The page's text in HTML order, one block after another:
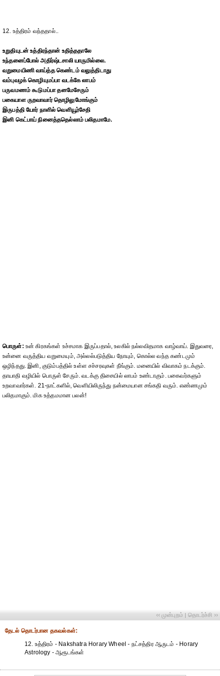
12. உத்திரம் வந்ததால்..
உறுதியுடன் உத்திரந்தான் உதித்ததாலே
உந்தனைப்போல் அதிர்ஷ்டசாலி யாருமில்லை.
வறுமையிணி வாய்த்த கெண்டம் வலுத்திடாது
வம்புவழக் கொழியுமப்பா வடக்கே லாபம்
பருவமணம் கூடுமப்பா தனமேசேரும்
பகையாள ருறவாவார் தொழிலுமோங்கும்
இருபத்தி யோர் நாளில் வெளியூர்சேதி
இனி கெட்பாய் நினைத்ததெல்லாம் பலிதமாமே.
பொருள்: உன் கிரகங்கள் உச்சமாக இருப்பதால், உலகில் நல்லவிதமாக வாழ்வாய். இதுவரை,
உன்னை வருத்திய வறுமையும், அல்லல்படுத்திய நோயும், கொல்ல வந்த கண்டமும்
ஒழிந்தது. இனி, குடும்பத்தில் உள்ள சச்சரவுகள் நீங்கும். மனையில் விவாகம் நடக்கும்.
தாயாதி வழியில் பொருள் சேரும். வடக்கு திசையில் லாபம் உண்டாகும். பகைவர்களும்
உறவாவார்கள். 21-நாட்களில், வெளியிலிருந்து நன்மையான சங்கதி வரும். எண்ணமும்
பலிதமாகும். மிக உத்தமமான பலன்!
‹‹ முன்புறம் | தொடர்ச்சி ››
தேட‌ல் தொட‌ர்பான தகவ‌ல்க‌ள்:
12. உத்திரம் - Nakshatra Horary Wheel - நட்சத்திர ஆருடம் - Horary
Astrology - ஆரூடங்கள்